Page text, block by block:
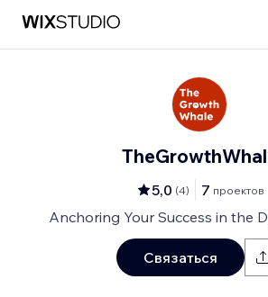
5,0 (4) 7 проектов
Anchoring Your Success in the
Связаться